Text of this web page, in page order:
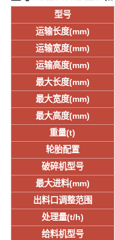
型号
运输长度(mm)
运输宽度(mm)
运输高度(mm)
最大长度(mm)
最大宽度(mm)
最大高度(mm)
重量(t)
轮胎配置
破碎机型号
最大进料(mm)
出料口调整范围
处理量(t/h)
给料机型号